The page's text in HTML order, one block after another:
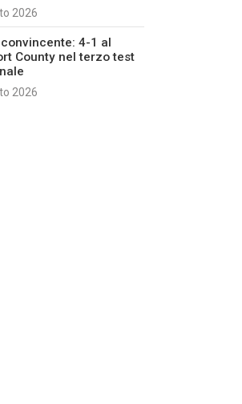
2026
4-1 al
County nel terzo test
2026